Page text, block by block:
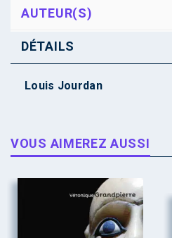
AUTEUR(S)
DÉTAILS
Louis Jourdan
VOUS AIMEREZ AUSSI